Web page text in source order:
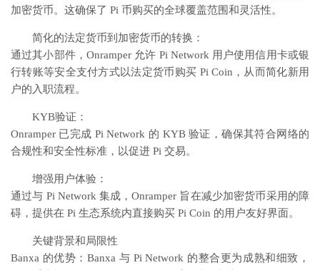
加密货币。这确保了 Pi 币购买的全球覆盖范围和灵活性。
简化的法定货币到加密货币的转换：
通过其小部件，Onramper 允许 Pi Network 用户使用信用卡或银
行转账等安全支付方式以法定货币购买 Pi Coin，从而简化新用
户的入职流程。
KYB验证：
Onramper 已完成 Pi Network 的 KYB 验证，确保其符合网络的
合规性和安全性标准，以促进 Pi 交易。
增强用户体验：
通过与 Pi Network 集成，Onramper 旨在减少加密货币采用的障
碍，提供在 Pi 生态系统内直接购买 Pi Coin 的用户友好界面。
关键背景和局限性
Banxa 的优势：Banxa 与 Pi Network 的整合更为成熟和细致，